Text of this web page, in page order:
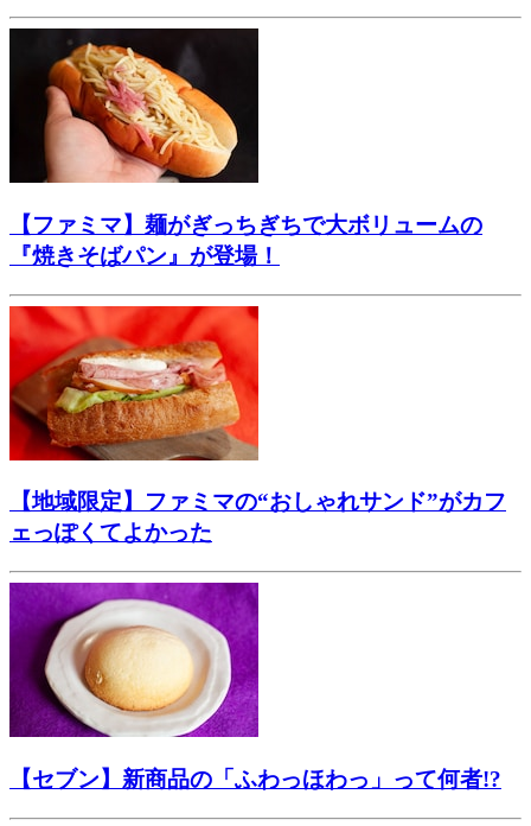
【ファミマ】麺がぎっちぎちで大ボリュームの
『焼きそばパン』が登場！
【地域限定】ファミマの“おしゃれサンド”がカフ
ェっぽくてよかった
【セブン】新商品の「ふわっほわっ」って何者!?